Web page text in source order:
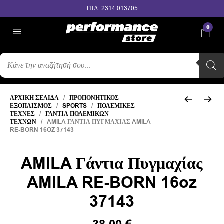
ΤΗΛ: 2314 013705
0
ΑΝΑΖΉΤΗΣΗ
ΠΡΟΪΌΝΤΩΝ
ΑΡΧΙΚΉ ΣΕΛΊΔΑ / ΠΡΟΠΟΝΗΤΙΚΌΣ
ΕΞΟΠΛΙΣΜΌΣ / SPORTS / ΠΟΛΕΜΙΚΈΣ
ΤΈΧΝΕΣ / ΓΆΝΤΙΑ ΠΟΛΕΜΙΚΏΝ
ΤΕΧΝΏΝ / AMILA ΓΆΝΤΙΑ ΠΥΓΜΑΧΊΑΣ AMILA
RE-BORN 16OZ 37143
AMILA Γάντια Πυγμαχίας
AMILA RE-BORN 16oz
37143